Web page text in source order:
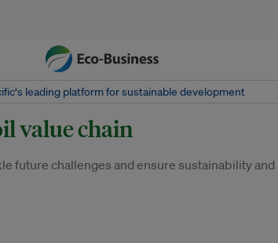
leading platform for sustainable development
value chain
future challenges and ensure sustainability